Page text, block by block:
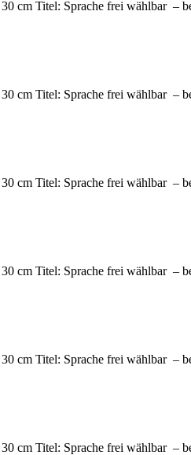
cm Titel: Sprache frei wählbar –
cm Titel: Sprache frei wählbar –
cm Titel: Sprache frei wählbar –
cm Titel: Sprache frei wählbar –
cm Titel: Sprache frei wählbar –
cm Titel: Sprache frei wählbar –